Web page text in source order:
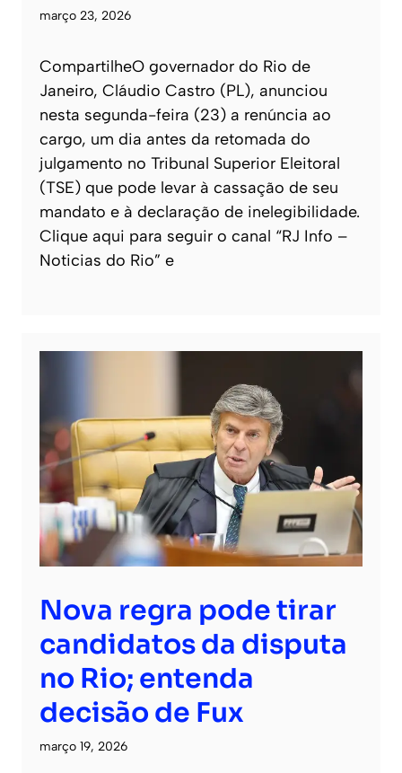
março 23, 2026
CompartilheO governador do Rio de
Janeiro, Cláudio Castro (PL), anunciou
nesta segunda-feira (23) a renúncia ao
cargo, um dia antes da retomada do
julgamento no Tribunal Superior Eleitoral
(TSE) que pode levar à cassação de seu
mandato e à declaração de inelegibilidade.
Clique aqui para seguir o canal “RJ Info –
Noticias do Rio” e
Nova regra pode tirar
candidatos da disputa
no Rio; entenda
decisão de Fux
março 19, 2026